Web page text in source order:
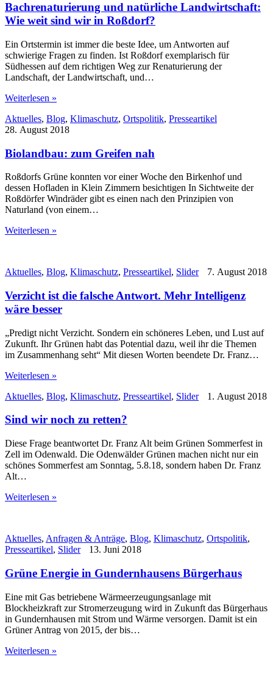
Bachrenaturierung und natürliche Landwirtschaft:
Wie weit sind wir in Roßdorf?
Ein Ortstermin ist immer die beste Idee, um Antworten auf
schwierige Fragen zu finden. Ist Roßdorf exemplarisch für
Südhessen auf dem richtigen Weg zur Renaturierung der
Landschaft, der Landwirtschaft, und…
Weiterlesen »
Aktuelles, Blog, Klimaschutz, Ortspolitik, Presseartikel
28. August 2018
Biolandbau: zum Greifen nah
Roßdorfs Grüne konnten vor einer Woche den Birkenhof und
dessen Hofladen in Klein Zimmern besichtigen In Sichtweite der
Roßdörfer Windräder gibt es einen nach den Prinzipien von
Naturland (von einem…
Weiterlesen »
Aktuelles, Blog, Klimaschutz, Presseartikel, Slider 7. August 2018
Verzicht ist die falsche Antwort. Mehr Intelligenz
wäre besser
„Predigt nicht Verzicht. Sondern ein schöneres Leben, und Lust auf
Zukunft. Ihr Grünen habt das Potential dazu, weil ihr die Themen
im Zusammenhang seht“ Mit diesen Worten beendete Dr. Franz…
Weiterlesen »
Aktuelles, Blog, Klimaschutz, Presseartikel, Slider 1. August 2018
Sind wir noch zu retten?
Diese Frage beantwortet Dr. Franz Alt beim Grünen Sommerfest in
Zell im Odenwald. Die Odenwälder Grünen machen nicht nur ein
schönes Sommerfest am Sonntag, 5.8.18, sondern haben Dr. Franz
Alt…
Weiterlesen »
Aktuelles, Anfragen & Anträge, Blog, Klimaschutz, Ortspolitik,
Presseartikel, Slider 13. Juni 2018
Grüne Energie in Gundernhausens Bürgerhaus
Eine mit Gas betriebene Wärmeerzeugungsanlage mit
Blockheizkraft zur Stromerzeugung wird in Zukunft das Bürgerhaus
in Gundernhausen mit Strom und Wärme versorgen. Damit ist ein
Grüner Antrag von 2015, der bis…
Weiterlesen »